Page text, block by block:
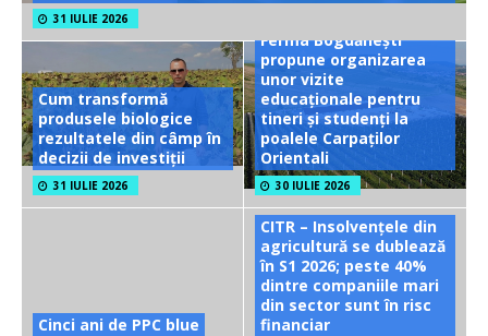
31 IULIE 2026
Cum transformă
produsele biologice
rezultatele din câmp în
decizii de investiții
31 IULIE 2026
Ferma Bogdănești
propune organizarea
unor vizite
educaționale pentru
tineri și studenți la
poalele Carpaților
Orientali
30 IULIE 2026
Cinci ani de PPC blue
CITR – Insolvențele din
agricultură se dublează
în S1 2026; peste 40%
dintre companiile mari
din sector sunt în risc
financiar